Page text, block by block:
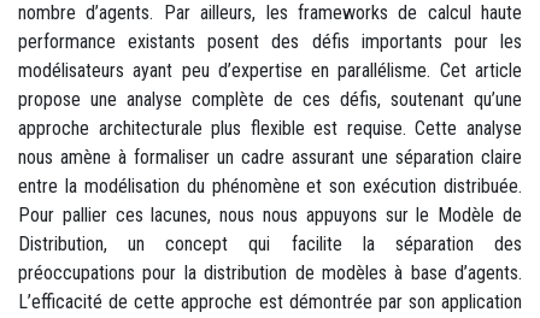
nombre d’agents. Par ailleurs, les frameworks de calcul haute
performance existants posent des défis importants pour les
modélisateurs ayant peu d’expertise en parallélisme. Cet article
propose une analyse complète de ces défis, soutenant qu’une
approche architecturale plus flexible est requise. Cette analyse
nous amène à formaliser un cadre assurant une séparation claire
entre la modélisation du phénomène et son exécution distribuée.
Pour pallier ces lacunes, nous nous appuyons sur le Modèle de
Distribution, un concept qui facilite la séparation des
préoccupations pour la distribution de modèles à base d’agents.
L’efficacité de cette approche est démontrée par son application